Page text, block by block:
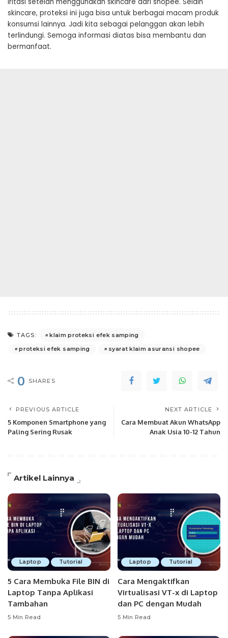
skincare, proteksi ini juga bisa untuk berbagai macam produk
konsumsi lainnya. Jadi kita sebagai pelanggan akan lebih
terlindungi. Semoga informasi diatas bisa membantu dan
bermanfaat.
TAGS:
klaim proteksi efek samping
proteksi efek samping
syarat klaim asuransi shopee
0 SHARES
PREVIOUS ARTICLE
5 Komponen Smartphone yang
Paling Sering Rusak
NEXT ARTICLE
Cara Membuat Akun WhatsApp
Anak Usia 10-12 Tahun
Artikel Lainnya
Laptop Tutorial
5 Cara Membuka File BIN di
Laptop Tanpa Aplikasi
Tambahan
5 Min Read
Laptop Tutorial
Cara Mengaktifkan
Virtualisasi VT-x di Laptop
dan PC dengan Mudah
5 Min Read